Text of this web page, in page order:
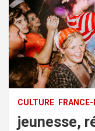
CULTURE
jeunesse,